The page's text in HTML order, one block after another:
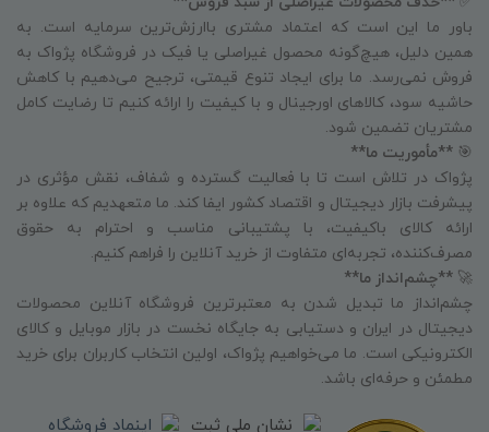
باور ما این است که اعتماد مشتری باارزش‌ترین سرمایه است. به
همین دلیل، هیچ‌گونه محصول غیراصلی یا فیک در فروشگاه پژواک به
فروش نمی‌رسد. ما برای ایجاد تنوع قیمتی، ترجیح می‌دهیم با کاهش
حاشیه سود، کالاهای اورجینال و با کیفیت را ارائه کنیم تا رضایت کامل
مشتریان تضمین شود.
🎯 **مأموریت ما**
پژواک در تلاش است تا با فعالیت گسترده و شفاف، نقش مؤثری در
پیشرفت بازار دیجیتال و اقتصاد کشور ایفا کند. ما متعهدیم که علاوه بر
ارائه کالای باکیفیت، با پشتیبانی مناسب و احترام به حقوق
مصرف‌کننده، تجربه‌ای متفاوت از خرید آنلاین را فراهم کنیم.
🚀 **چشم‌انداز ما**
چشم‌انداز ما تبدیل شدن به معتبرترین فروشگاه آنلاین محصولات
دیجیتال در ایران و دستیابی به جایگاه نخست در بازار موبایل و کالای
الکترونیکی است. ما می‌خواهیم پژواک، اولین انتخاب کاربران برای خرید
مطمئن و حرفه‌ای باشد.